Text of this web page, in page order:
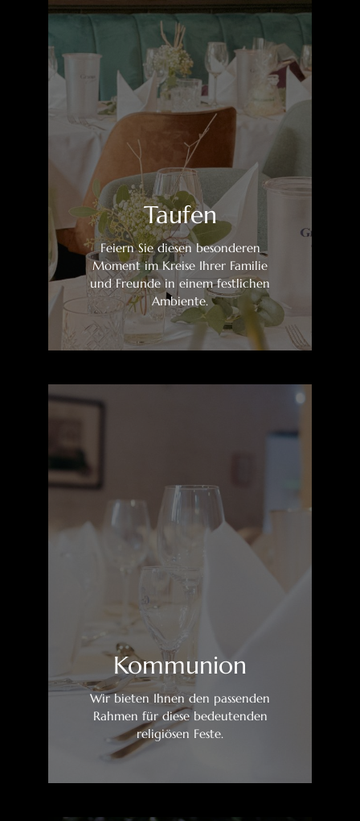
Taufen
Feiern Sie diesen besonderen
Moment im Kreise Ihrer Familie
und Freunde in einem festlichen
Ambiente.
Kommunion
Wir bieten Ihnen den passenden
Rahmen für diese bedeutenden
religiösen Feste.